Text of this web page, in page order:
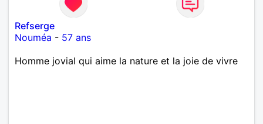
Refserge
Nouméa - 57 ans
Homme jovial qui aime la nature et la joie de vivre